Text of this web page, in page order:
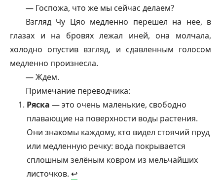
— Госпожа, что же мы сейчас делаем?
Взгляд Чу Цяо медленно перешел на нее, в
глазах и на бровях лежал иней, она молчала,
холодно опустив взгляд, и сдавленным голосом
медленно произнесла.
— Ждем.
Примечание переводчика:
Ряска — это очень маленькие, свободно
плавающие на поверхности воды растения.
Они знакомы каждому, кто видел стоячий пруд
или медленную речку: вода покрывается
сплошным зелёным ковром из мельчайших
листочков. ↩︎